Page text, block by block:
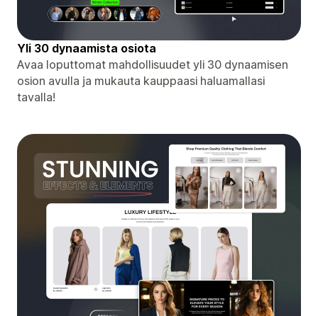
Yli 30 dynaamista osiota
Avaa loputtomat mahdollisuudet yli 30 dynaamisen
osion avulla ja mukauta kauppaasi haluamallasi
tavalla!